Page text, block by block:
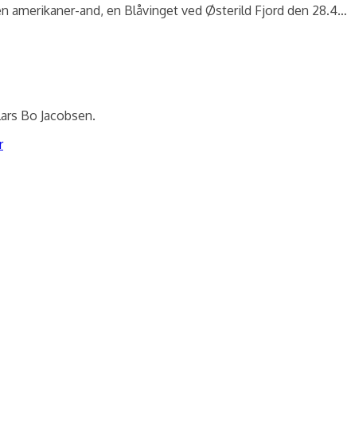
amerikaner-and, en Blåvinget ved Østerild Fjord den 28.4…
Bo Jacobsen.